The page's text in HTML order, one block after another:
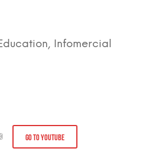
Infomercial
GO TO YOUTUBE